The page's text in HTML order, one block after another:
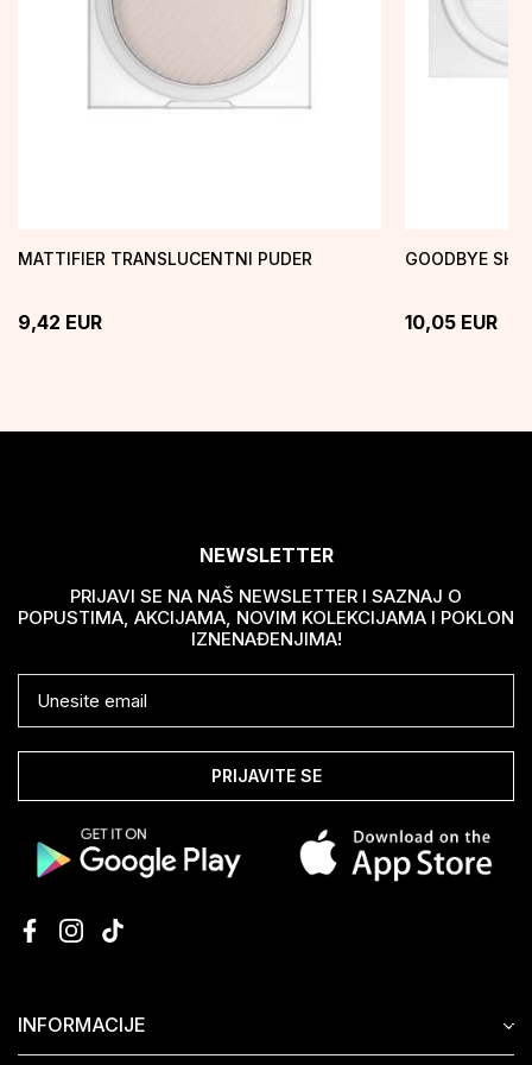
MATTIFIER TRANSLUCENTNI PUDER
9,42 EUR
GOODBYE
10,05 EUR
INFORMACIJE
NEWSLETTER
PRIJAVI SE NA NAŠ NEWSLETTER I SAZNAJ O
POPUSTIMA, AKCIJAMA, NOVIM KOLEKCIJAMA I POKLON
IZNENAĐENJIMA!
PRIJAVITE SE